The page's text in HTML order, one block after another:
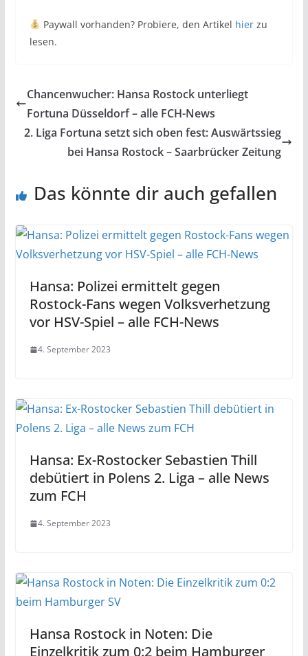
Paywall vorhanden? Probiere, den Artikel hierzu
lesen.
Chancenwucher: Hansa Rostock unterliegt
Fortuna Düsseldorf – alle FCH-News
2. Liga Fortuna setzt sich oben fest: Auswärtssieg
bei Hansa Rostock – Saarbrücker Zeitung
Das könnte dir auch gefallen
Hansa: Polizei ermittelt gegen
Rostock-Fans wegen Volksverhetzung
vor HSV-Spiel – alle FCH-News
4. September 2023
Hansa: Ex-Rostocker Sebastien Thill
debütiert in Polens 2. Liga – alle News
zum FCH
4. September 2023
Hansa Rostock in Noten: Die
Einzelkritik zum 0:2 beim Hamburger